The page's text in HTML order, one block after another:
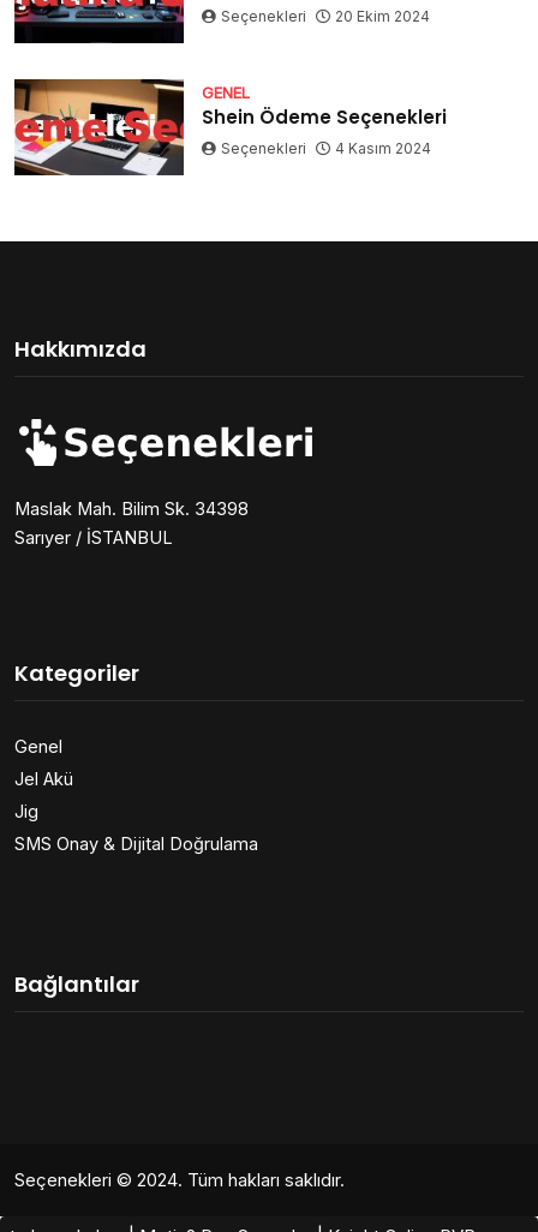
Seçenekleri 20 Ekim 2024
GENEL
Shein Ödeme Seçenekleri
Seçenekleri 4 Kasım 2024
Hakkımızda
Maslak Mah. Bilim Sk. 34398
Sarıyer / İSTANBUL
Kategoriler
Genel
Jel Akü
Jig
SMS Onay & Dijital Doğrulama
Bağlantılar
Seçenekleri © 2024. Tüm hakları saklıdır.